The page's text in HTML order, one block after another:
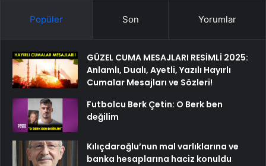
Popüler Son Yorumlar
GÜZEL CUMA MESAJLARI RESİMLİ 2025:
Anlamlı, Dualı, Ayetli, Yazılı Hayırlı
Cumalar Mesajları ve Sözleri!
Futbolcu Berk Çetin: O Berk ben
değilim
Kılıçdaroğlu’nun mal varlıklarına ve
banka hesaplarına haciz konuldu